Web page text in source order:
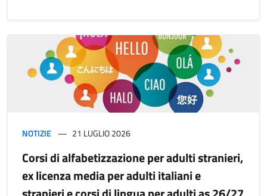
NOTIZIE 21 LUGLIO 2026
Corsi di alfabetizzazione per adulti stranieri,
ex licenza media per adulti italiani e